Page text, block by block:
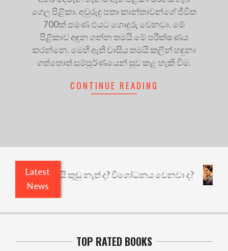
ගෙල පිළිකා. අවුරුදු පතා කාන්තාවන්ගේ ජීවිත
700ක් පමණ එයට ගොදුරු වෙනවා. මේ
පිළිකාව අඳුන ගන්න තමයි මේ පරීක්ෂණය
කරන්නෙ. මෙහි ඇති වාසිය තමයි කලින් හඳුනා
ගත්තොත් සම්පූර්ණයෙන් සුව කළ හැකි වීම.
CONTINUE READING
Latest
News
ඇතුළෙයි කුඩු නැත් ද? විශෝධනය වෙනවා ද?
TOP RATED BOOKS